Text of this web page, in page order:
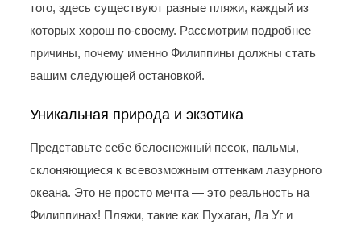
того, здесь существуют разные пляжи, каждый из
которых хорош по-своему. Рассмотрим подробнее
причины, почему именно Филиппины должны стать
вашим следующей остановкой.
Уникальная природа и экзотика
Представьте себе белоснежный песок, пальмы,
склоняющиеся к всевозможным оттенкам лазурного
океана. Это не просто мечта — это реальность на
Филиппинах! Пляжи, такие как Пухаган, Ла Уг и